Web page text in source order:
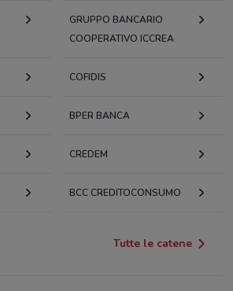
GRUPPO BANCARIO
COOPERATIVO ICCREA
COFIDIS
BPER BANCA
CREDEM
BCC CREDITOCONSUMO
Tutte le catene